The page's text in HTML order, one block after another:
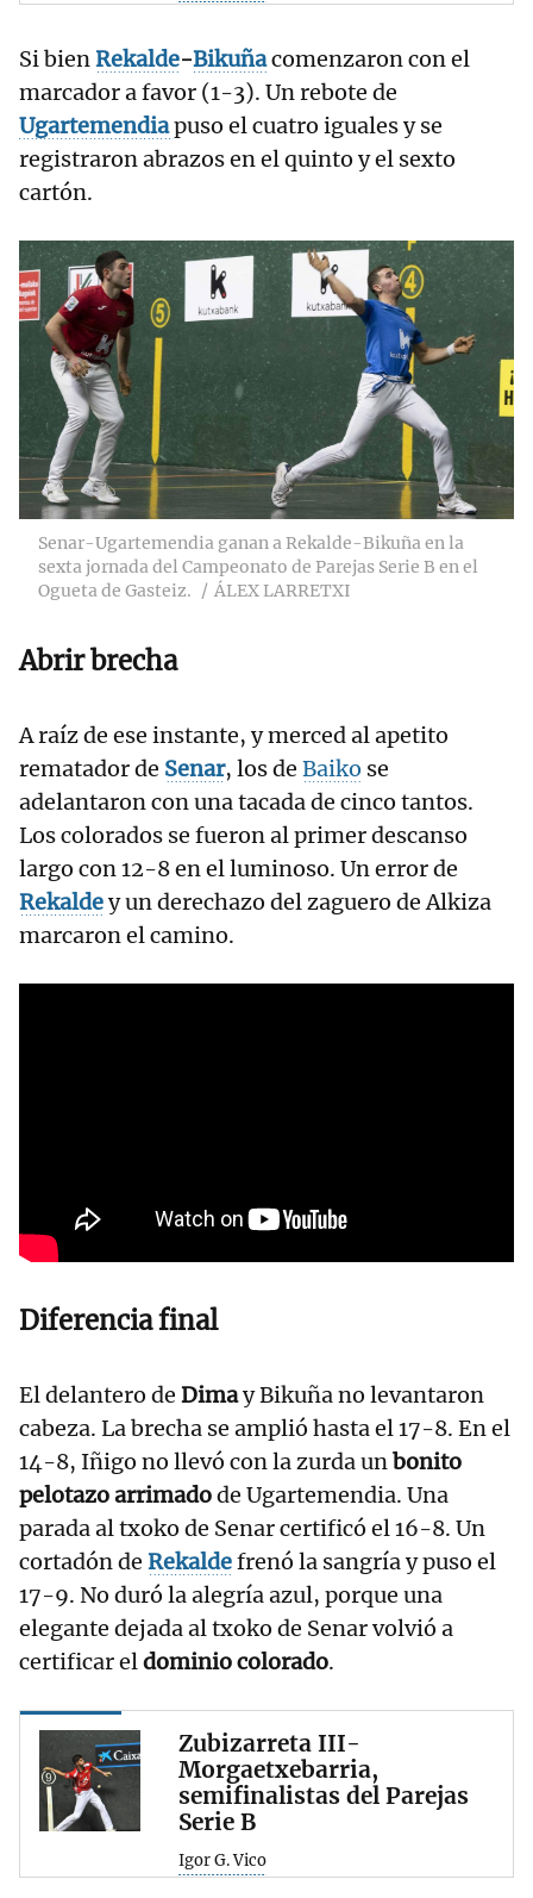
Si bienRekalde-Bikuñacomenzaron con el
marcador a favor (1-3). Un rebote de
Ugartemendiapuso el cuatro iguales y se
registraron abrazos en el quinto y el sexto
cartón.
Senar-Ugartemendia ganan a Rekalde-Bikuña en la
sexta jornada del Campeonato de Parejas Serie B en el
Ogueta de Gasteiz.
ÁLEX LARRETXI
Abrir brecha
A raíz de ese instante, y merced al apetito
rematador de Senar, los de Baiko se
adelantaron con una tacada de cinco tantos.
Los colorados se fueron al primer descanso
largo con 12-8 en el luminoso. Un error de
Rekaldey un derechazo del zaguero de Alkiza
marcaron el camino.
Diferencia final
El delantero de Dimay Bikuña no levantaron
cabeza. La brecha se amplió hasta el 17-8. En el
14-8, Iñigo no llevó con la zurda unbonito
pelotazo arrimadode Ugartemendia. Una
parada al txoko de Senar certificó el 16-8. Un
cortadón de Rekaldefrenó la sangría y puso el
17-9. No duró la alegría azul, porque una
elegante dejada al txoko de Senar volvió a
certificar eldominio colorado.
Zubizarreta III-
Morgaetxebarria,
semifinalistas del Parejas
Serie B
Igor G. Vico